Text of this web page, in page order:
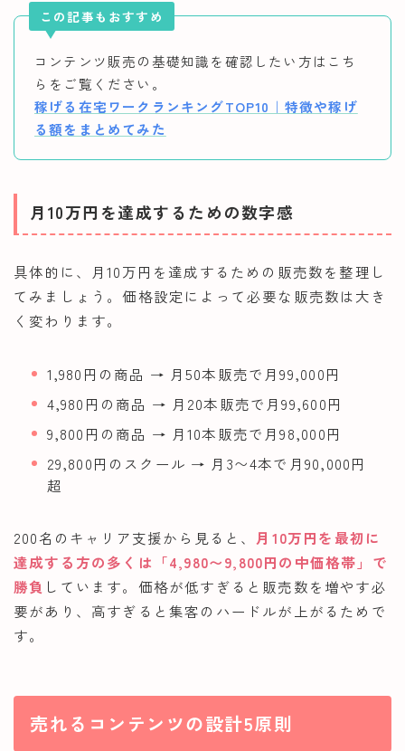
この記事もおすすめ
コンテンツ販売の基礎知識を確認したい方はこち
らをご覧ください。
稼げる在宅ワークランキングTOP10｜特徴や稼げ
る額をまとめてみた
月10万円を達成するための数字感
具体的に、月10万円を達成するための販売数を整理し
てみましょう。価格設定によって必要な販売数は大き
く変わります。
1,980円の商品 → 月50本販売で月99,000円
4,980円の商品 → 月20本販売で月99,600円
9,800円の商品 → 月10本販売で月98,000円
29,800円のスクール → 月3〜4本で月90,000円
超
200名のキャリア支援から見ると、 月10万円を最初に
達成する方の多くは「4,980〜9,800円の中価格帯」で
勝負 しています。価格が低すぎると販売数を増やす必
要があり、高すぎると集客のハードルが上がるためで
す。
売れるコンテンツの設計5原則